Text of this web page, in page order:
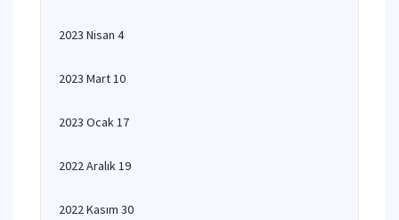
2023 Nisan 4
2023 Mart 10
2023 Ocak 17
2022 Aralık 19
2022 Kasım 30